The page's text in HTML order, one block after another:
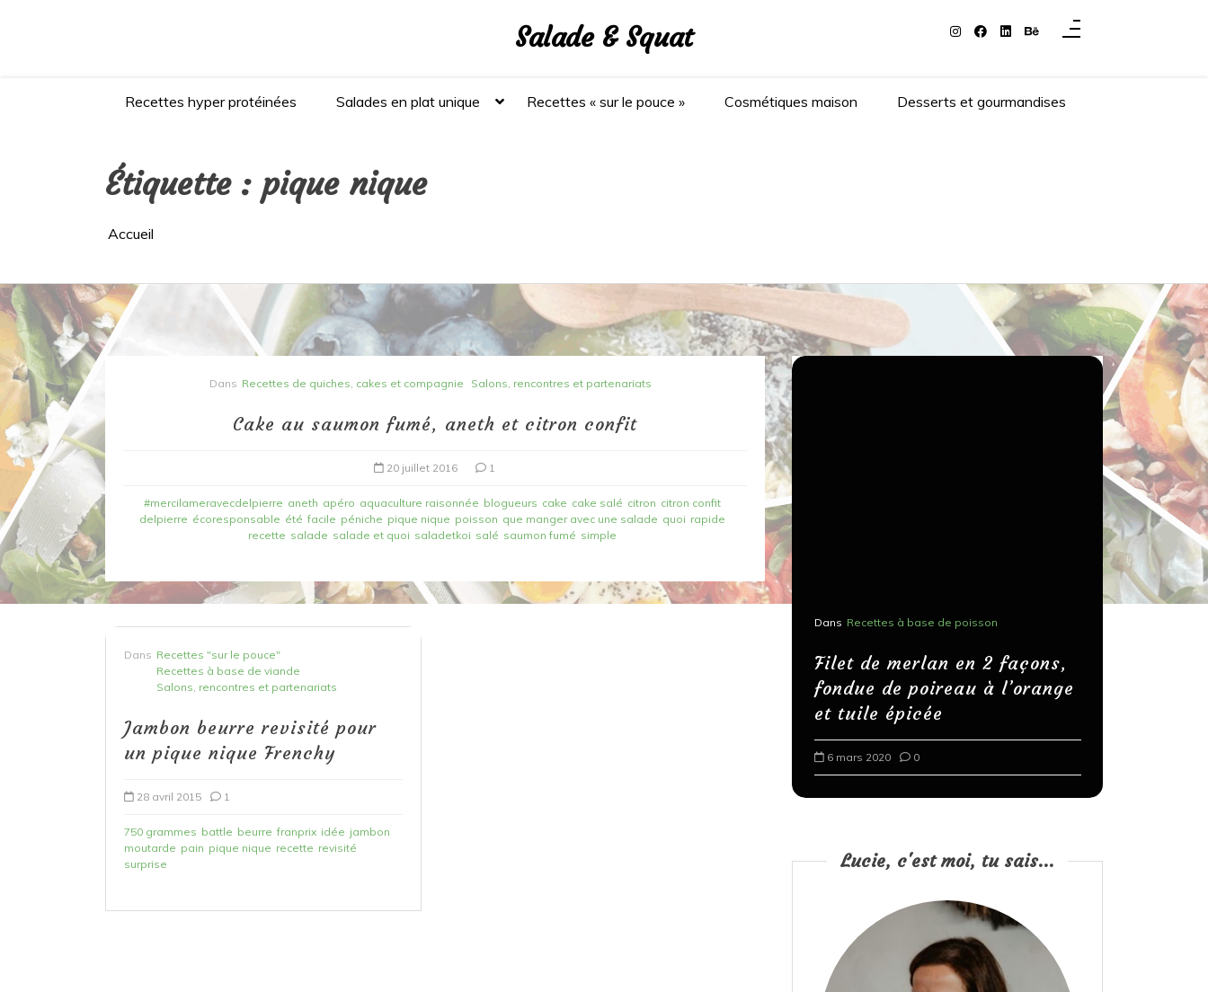
Salade & Squat
Recettes hyper protéinées Salades en plat unique Recettes « sur le pouce » Cosmétiques maison Desserts et gourmandises
Étiquette : pique nique
Accueil
Dans Recettes de quiches, cakes et compagnie Salons, rencontres et partenariats
Cake au saumon fumé, aneth et citron confit
20 juillet 2016 1
#mercilameravecdelpierre aneth apéro aquaculture raisonnée blogueurs cake cake salé citron citron confit
delpierre écoresponsable été facile péniche pique nique poisson que manger avec une salade quoi rapide
recette salade salade et quoi saladetkoi salé saumon fumé simple
Dans Recettes "sur le pouce"
Recettes à base de viande
Salons, rencontres et partenariats
Jambon beurre revisité pour
un pique nique Frenchy
28 avril 2015 1
750 grammes battle beurre franprix idée jambon
moutarde pain pique nique recette revisité
surprise
Filet de merlan en 2 façons,
fondue de poireau à l’orange
6 mars 2020 0
Dans Recettes à base de poisson
Filet de merlan en 2 façons,
fondue de poireau à l’orange
et tuile épicée
6 mars 2020 0
Lucie, c'est moi, tu sais...